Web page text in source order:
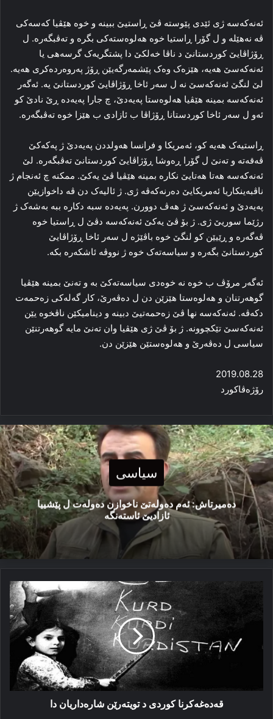
ئه‌نەکەسە ژی ئێدی پێوسته‌ ڤێ ڕاستیێ ببینه‌ و خوه‌ هێڤیا که‌سه‌کی
ڤه‌ نه‌هێله‌ و ل گۆرا ڕاستیا خوه‌ هه‌لوه‌سته‌کی بگره‌ و ته‌ڤبگه‌ره‌. ل
ڕۆژاڤایێ کوردستانێ د ناڤا خه‌لکێ دا پشتگریه‌ک گرسه‌هی یا
ئه‌نەکەسێ هه‌یه‌، هێزه‌ک وه‌ک پێشمه‌رگه‌یێن ڕۆژ په‌روه‌رده‌کری هه‌یه‌.
لێ لنگێ ئه‌نەکەسێ نه‌ ل سه‌ر ئاخا ڕۆژاڤایێ کوردستانێ یه‌. ئه‌گه‌ر
ئه‌نەکەسە بمینه‌ هێڤیا هه‌لوه‌ستا پەیەدێ، چ جارا پەیەدە ڕێ نادێ کو
ئه‌و ل سه‌ر ئاخا کوردستانا ڕۆژاڤا ب ئازادی ب هێزا خوه‌ ته‌ڤبگه‌ره‌.
ڕاستیه‌ک هه‌یه‌ کو، ئەمریكا و فرانسا هه‌ولددن پەیەدێ ژ پەکەکێ
ڤه‌قه‌ته‌ و ته‌نێ ل گۆرا ڕه‌وشا ڕۆژاڤایێ کوردستانێ ته‌ڤبگه‌ره‌. لێ
ئه‌نەکەسە هه‌تا هه‌تایێ نکاره‌ بمینه‌ هێڤیا ڤێ یه‌کێ. ممکنه‌ چ ئه‌نجام ژ
ناڤبەینكاریا ئەمریكایێ ده‌رنه‌که‌ڤه‌ ژی. ژ ئالیه‌ک دن ڤه‌ داخوازیێن
پەیەدێ و ئه‌نەکەسێ ژ هه‌ڤ دوورن. پەیەدە سبه‌ دکاره‌ ببه‌ به‌شه‌ک ژ
رژێما سوریێ ژی. ژ بۆ ڤێ یه‌کێ ئه‌نەکەسە دڤێ ل ڕاستیا خوه‌
ڤه‌گه‌رە و ڕێیێن کو لنگێ خوه‌ باڤێژه‌ ل سه‌ر ئاخا ڕۆژاڤایێ
کوردستانێ بگه‌ره‌ و سیاسه‌ته‌ک خوه‌ ژ نووڤه‌ ئاشکه‌ره‌ بکه‌.
ئه‌گه‌ر مرۆڤ ب خوه‌ نه‌ خوه‌دی سیاسه‌ته‌کێ به‌ و ته‌نێ بمینه‌ هێڤیا
گوهه‌رتنان و هه‌لوه‌ستا هێزێن دن ل ده‌ڤه‌رێ، کار گه‌له‌کی زه‌حمه‌ت
دکه‌ڤه‌. ئه‌نەکەسە نها ڤێ زه‌حمه‌تیێ دبینه‌ و دینامیکێن ناڤخوه‌ یێن
ئه‌نەکەسێ تێکچوونه‌. ژ بۆ ڤێ ژی هێڤیا وان ته‌نێ مایە گوهه‌رتنێن
سیاسی ل ده‌ڤه‌رێ و هه‌لوەستێن ھێزێن دن.
2019.08.28
رۆژەڤاكورد
سیاسی
دەمیرتاش: ئەم دەولەتێ ناخوازن دەولەت ل پێشییا
ئازادیێ ئاستەنگە
قه‌ده‌غه‌کرنا
کوردی
تویته‌رێن
شاره‌داریان
دا
قه‌ده‌غه‌کرنا کوردی د تویته‌رێن شاره‌داریان دا